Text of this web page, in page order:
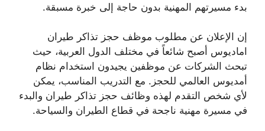
بدء مسيرتهم المهنية بدون حاجة إلى خبرة مسبقة.
إن الإعلان عن مطلوب موظف حجز تذاكر طيران
اماديوس أصبح شائعاً في مختلف الدول العربية، حيث
تبحث الشركات عن موظفين يجيدون استخدام نظام
أمديوس العالمي للحجز. مع التدريب المناسب، يمكن
لأي شخص التقدم لهذه وظائف حجز تذاكر طيران والبدء
في مسيرة مهنية ناجحة في قطاع الطيران والسياحة.